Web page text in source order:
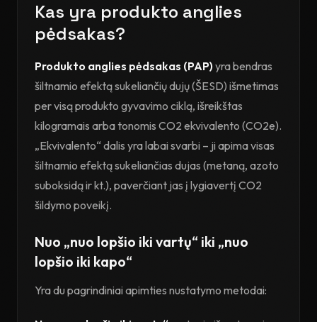
Kas yra produkto anglies
pėdsakas?
Produkto anglies pėdsakas (PAP)yra bendras
šiltnamio efektą sukeliančių dujų (ŠESD) išmetimas
per visą produkto gyvavimo ciklą, išreikštas
kilogramais arba tonomis CO2 ekvivalento (CO2e).
„Ekvivalento“ dalis yra labai svarbi – ji apima visas
šiltnamio efektą sukeliančias dujas (metaną, azoto
suboksidą ir kt.), paverčiant jas į lygiavertį CO2
šildymo poveikį.
Nuo „nuo lopšio iki vartų“ iki „nuo
lopšio iki kapo“
Yra du pagrindiniai apimties nustatymo metodai: